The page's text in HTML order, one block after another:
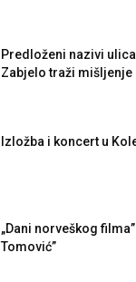
Predloženi nazivi
Zabjelo traži mišljenje
Izložba i koncert u
„Dani norveškog
Tomović”